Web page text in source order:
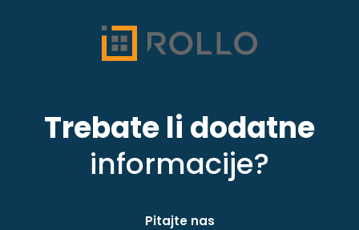
Trebate li dodatne
informacije?
Pitajte nas